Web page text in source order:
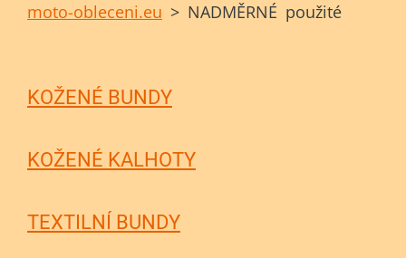
moto-obleceni.eu > NADMĚRNÉ použité
KOŽENÉ BUNDY
KOŽENÉ KALHOTY
TEXTILNÍ BUNDY